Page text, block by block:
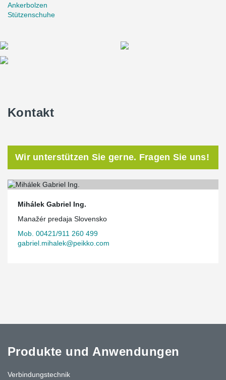
Ankerbolzen
Stützenschuhe
Kontakt
Wir unterstützen Sie gerne. Fragen Sie uns!
Mihálek Gabriel Ing.
Manažér predaja Slovensko
Mob. 00421/911 260 499
gabriel.mihalek@peikko.com
Produkte und Anwendungen
Verbindungstechnik